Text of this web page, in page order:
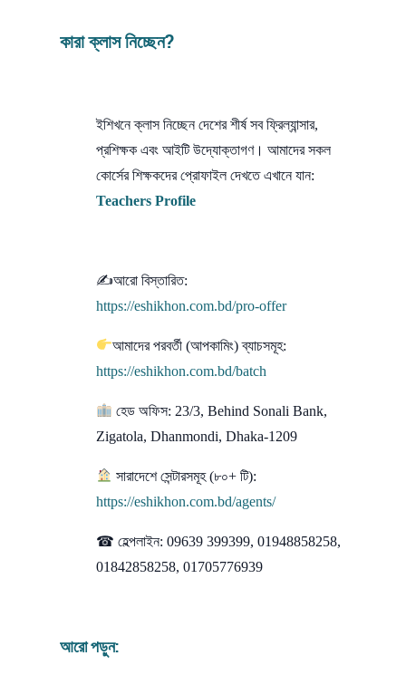
কারা ক্লাস নিচ্ছেন?
ইশিখনে ক্লাস নিচ্ছেন দেশের শীর্ষ সব ফ্রিল্যান্সার,
প্রশিক্ষক এবং আইটি উদ্যোক্তাগণ। আমাদের সকল
কোর্সের শিক্ষকদের প্রোফাইল দেখতে এখানে যান:
Teachers Profile
✍আরো বিস্তারিত:
https://eshikhon.com.bd/pro-offer
আমাদের পরবর্তী (আপকামিং) ব্যাচসমূহ:
https://eshikhon.com.bd/batch
হেড অফিস: 23/3, Behind Sonali Bank,
Zigatola, Dhanmondi, Dhaka-1209
সারাদেশে সেন্টারসমূহ (৮০+ টি):
https://eshikhon.com.bd/agents/
☎ হেল্পলাইন: 09639 399399, 01948858258,
01842858258, 01705776939
আরো পড়ুন: